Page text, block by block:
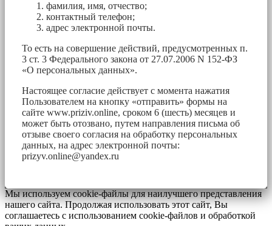
фамилия, имя, отчество;
контактный телефон;
адрес электронной почты.
То есть на совершение действий, предусмотренных п.
3 ст. 3 Федерального закона от 27.07.2006 N 152-ФЗ
«О персональных данных».
Настоящее согласие действует с момента нажатия
Пользователем на кнопку «отправить» формы на
сайте www.priziv.online, сроком 6 (шесть) месяцев и
может быть отозвано, путем направления письма об
отзыве своего согласия на обработку персональных
данных, на адрес электронной почты:
prizyv.online@yandex.ru
Мы используем cookie-файлы для наилучшего представления
нашего сайта. Продолжая использовать этот сайт, Вы
соглашаетесь с использованием cookie-файлов и обработкой